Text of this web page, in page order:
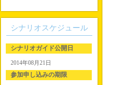
シナリオスケジュール
シナリオガイド公開日
2014年08月21日
参加申し込みの期限